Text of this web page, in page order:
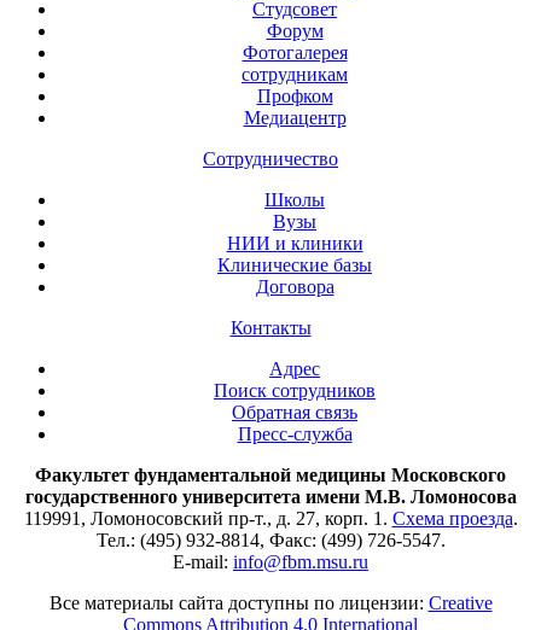
Студсовет
Форум
Фотогалерея
сотрудникам
Профком
Медиацентр
Сотрудничество
Школы
Вузы
НИИ и клиники
Клинические базы
Договора
Контакты
Адрес
Поиск сотрудников
Обратная связь
Пресс-служба
Факультет фундаментальной медицины Московского
государственного университета имени М.В. Ломоносова
119991, Ломоносовский пр-т., д. 27, корп. 1. Схема проезда.
Тел.: (495) 932-8814, Факс: (499) 726-5547.
E-mail: info@fbm.msu.ru
Все материалы сайта доступны по лицензии: Creative
Commons Attribution 4.0 International